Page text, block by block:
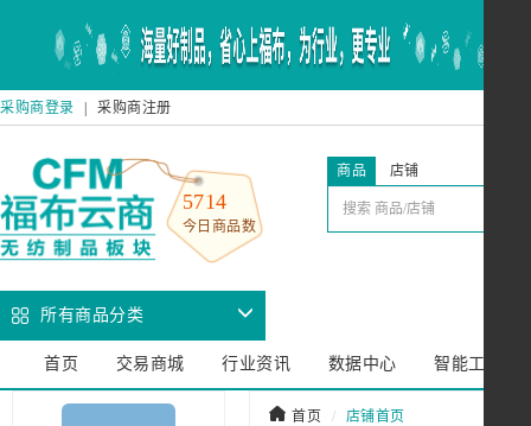
采购商登录 采购商注册
5714
今日商品数
商品 店铺
所有商品分类
首页 交易商城 行业资讯 数据中心 智能工厂
首页 店铺首页